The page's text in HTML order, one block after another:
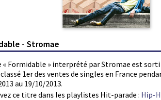
- Stromae
« Formidable » interprété par Stromae est sorti
1er des ventes de singles en France
au 19/10/2013.
ce titre dans les playlistes Hit-parade : Hip-